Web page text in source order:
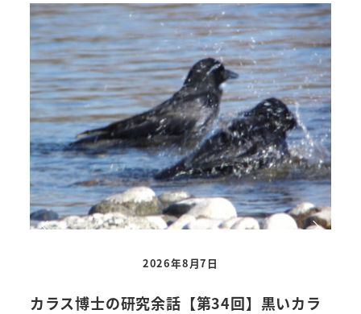
2026年8月7日
カラス博士の研究余話【第34回】黒いカラ